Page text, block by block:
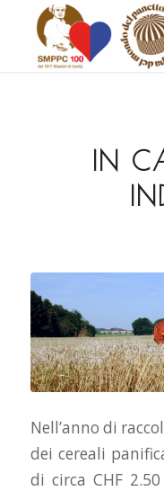
IN
Nell’anno di
dei cereali
di circa CHF